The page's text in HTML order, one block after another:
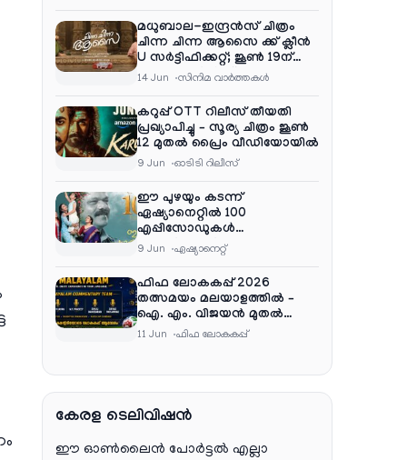
മധുബാല-ഇന്ദ്രൻസ് ചിത്രം
ചിന്ന ചിന്ന ആസൈ ക്ക് ക്ലീൻ
U സർട്ടിഫിക്കറ്റ്; ജൂൺ 19ന്
ആഗോള റിലീസ്
14 Jun സിനിമ വാര്‍ത്തകള്‍
കറുപ്പ് OTT റിലീസ് തീയതി
പ്രഖ്യാപിച്ചു – സൂര്യ ചിത്രം ജൂൺ
12 മുതൽ പ്രൈം വീഡിയോയിൽ
9 Jun ഓടിടി റിലീസ്
ഈ പുഴയും കടന്ന്
ഏഷ്യാനെറ്റിൽ 100
എപ്പിസോഡുകൾ
പൂർത്തിയാക്കി , സംപ്രേഷണം
രാത്രി 9:30 ന്
9 Jun ഏഷ്യാനെറ്റ്‌
ഫിഫ ലോകകപ്പ് 2026
തത്സമയം മലയാളത്തിൽ –
ഐ. എം. വിജയൻ മുതൽ
ഷൈജു ദാമോദരൻ വരെ
11 Jun ഫിഫ ലോകകപ്പ്
കേരള ടെലിവിഷൻ
ഈ ഓൺലൈൻ പോർട്ടൽ എല്ലാ